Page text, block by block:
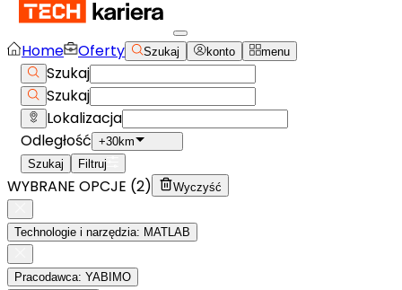
Home Oferty Szukaj konto menu
Szukaj
Szukaj
Lokalizacja
Odległość +30km
Szukaj
Filtruj
WYBRANE OPCJE (2) Wyczyść
Technologie i narzędzia: MATLAB
Pracodawca: YABIMO